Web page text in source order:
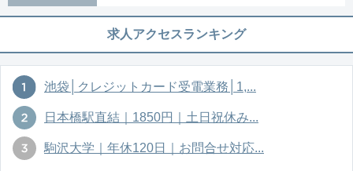
求人アクセスランキング
池袋│クレジットカード受電業務│1,...
日本橋駅直結｜1850円｜土日祝休み...
駒沢大学｜年休120日｜お問合せ対応...